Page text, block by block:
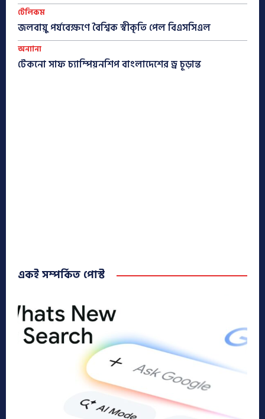
টেলিকম
জলবায়ু পর্যবেক্ষণে বৈশ্বিক স্বীকৃতি পেল বিএসসিএল
অন্যান্য
টেকনো সাফ চ্যাম্পিয়নশিপ বাংলাদেশের ড্র চূড়ান্ত
একই সম্পর্কিত পোস্ট